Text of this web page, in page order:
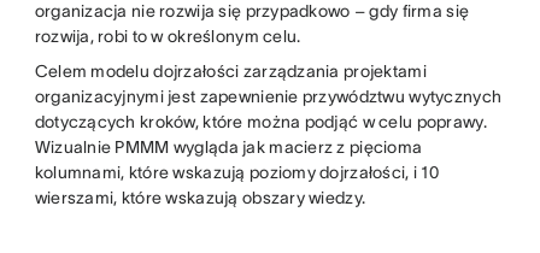
organizacja nie rozwija się przypadkowo – gdy firma się
rozwija, robi to w określonym celu.
Celem modelu dojrzałości zarządzania projektami
organizacyjnymi jest zapewnienie przywództwu wytycznych
dotyczących kroków, które można podjąć w celu poprawy.
Wizualnie PMMM wygląda jak macierz z pięcioma
kolumnami, które wskazują poziomy dojrzałości, i 10
wierszami, które wskazują obszary wiedzy.